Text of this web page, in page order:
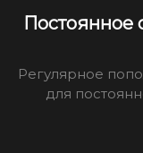
Постоянное
Регулярное
для